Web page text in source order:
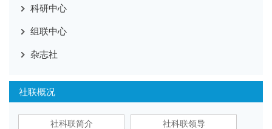
科研中心
组联中心
杂志社
社联概况
社科联简介 社科联领导